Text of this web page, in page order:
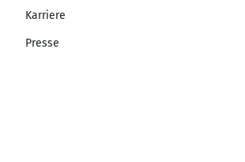
Karriere
Presse